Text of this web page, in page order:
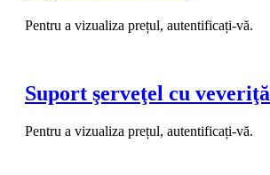
Pentru a vizualiza prețul, autentificați-vă.
Suport şerveţel cu veveriţă
Pentru a vizualiza prețul, autentificați-vă.